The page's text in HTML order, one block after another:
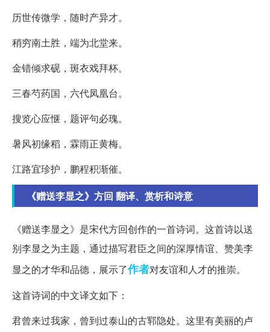
历世传微学，随时产异才。
稍穷南土胜，端为北堂来。
金错倾求砚，斑衣戏拜杯。
三春芍药国，六代凤凰台。
搜览心应惬，题评句必瑰。
暑风初缘稻，霖雨正黄梅。
江路宜珍护，鹏程积渐催。
《赠送李显之》方回 翻译、赏析和诗意
《赠送李显之》是宋代方回创作的一首诗词。这首诗以送
别李显之为主题，通过描写君臣之间的深厚情谊、赞美李
显之的才华和品德，展示了作者对友谊和人才的推崇。
这首诗词的中文译文如下：
君曾来过我家，曾到过泰山的古郓隐处。这里有美丽的卢